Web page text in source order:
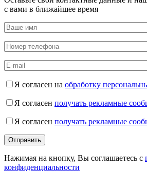
с вами в ближайшее время
Я согласен на обработку
Я согласен получать рекламные
Я согласен получать рекламные
Нажимая на кнопку, Вы соглашаетесь с
конфиденциальности